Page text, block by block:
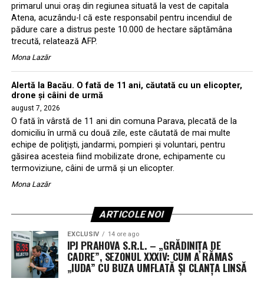
primarul unui oraş din regiunea situată la vest de capitala
Atena, acuzându-l că este responsabil pentru incendiul de
pădure care a distrus peste 10.000 de hectare săptămâna
trecută, relatează AFP.
Mona Lazăr
Alertă la Bacău. O fată de 11 ani, căutată cu un elicopter,
drone şi câini de urmă
august 7, 2026
O fată în vârstă de 11 ani din comuna Parava, plecată de la
domiciliu în urmă cu două zile, este căutată de mai multe
echipe de poliţişti, jandarmi, pompieri şi voluntari, pentru
găsirea acesteia fiind mobilizate drone, echipamente cu
termoviziune, câini de urmă şi un elicopter.
Mona Lazăr
ARTICOLE NOI
EXCLUSIV 14 ore ago
IPJ PRAHOVA S.R.L. – „GRĂDINIȚA DE
CADRE”, SEZONUL XXXIV: CUM A RĂMAS
„IUDA” CU BUZA UMFLATĂ ȘI CLANȚA LINSĂ